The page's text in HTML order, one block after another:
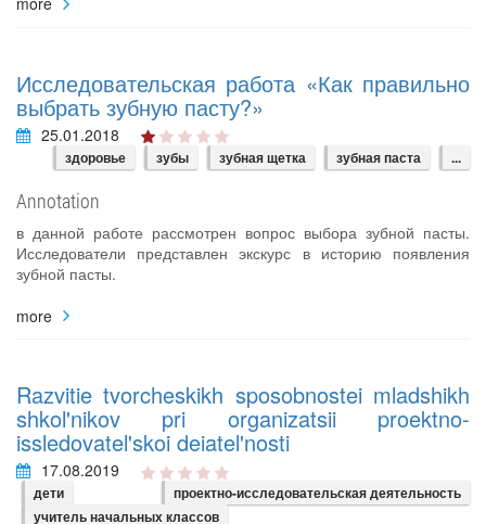
Исследовательская работа «Как правильно
выбрать зубную пасту?»
25.01.2018
здоровье зубы зубная щетка зубная паста ...
Annotation
в данной работе рассмотрен вопрос выбора зубной пасты.
Исследователи представлен экскурс в историю появления
зубной пасты.
more
Razvitie tvorcheskikh sposobnostei mladshikh
shkol'nikov pri organizatsii proektno-
issledovatel'skoi deiatel'nosti
17.08.2019
дети
проектно-исследовательская деятельность
учитель начальных классов